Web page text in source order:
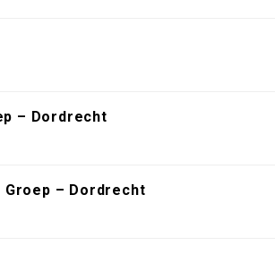
– Dordrecht
– Dordrecht